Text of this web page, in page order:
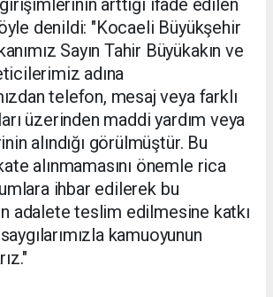
denildi: "Kocaeli Büyükşehir
Sayın Tahir Büyükakın ve
adına
telefon, mesaj veya farklı
üzerinden maddi yardım veya
alındığı görülmüştür. Bu
alınmamasını önemle rica
ihbar edilerek bu
adalete teslim edilmesine katkı
kamuoyunun